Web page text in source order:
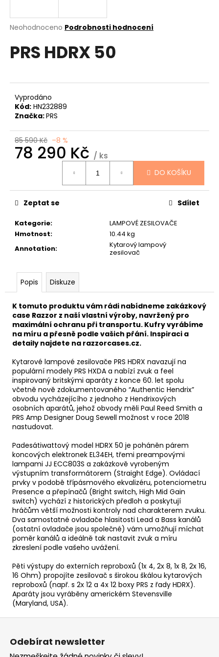
Průměrné
produktu
je
5
hvězdiček.
Neohodnoceno Podrobnosti hodnocení
PRS HDRX 50
Vyprodáno
Kód: HN232889
Značka:PRS
85 590 Kč –8 %
78 290 Kč / ks
DO KOŠÍKU
Kategorie:
LAMPOVÉ ZESILOVAČE
Hmotnost:
10.44 kg
Annotation:
Kytarový lampový
zesilovač
Zeptat se Sdílet
Popis Diskuze
K tomuto produktu vám rádi nabídneme zakázkový
case Razzor z naší vlastní výroby, navržený pro
maximální ochranu při transportu. Kufry vyrábíme
na míru a přesně podle vašich přání. Inspiraci a
detaily najdete na razzorcases.cz.
Kytarové lampové zesilovače PRS HDRX navazují na
populární modely PRS HXDA a nabízí zvuk a feel
inspirovaný britskými aparáty z konce 60. let spolu
včetně nově zdokumentovaného “Authentic Hendrix”
obvodu vycházejícího z jednoho z Hendrixových
osobních aparátů, jehož obvody měli Paul Reed Smith a
PRS Amp Designer Doug Sewell možnost v roce 2018
nastudovat.
Padesátiwattový model HDRX 50 je poháněn párem
koncových elektronek EL34EH, třemi preampovými
lampami JJ ECC803S a zakázkově vyrobeným
výstupním transformátorem (Straight Edge). Ovládací
prvky v podobě třípásmového ekvalizéru, potenciometru
Presence a přepínačů (Bright switch, High Mid Gain
switch) vychází z historických předloh a poskytují
hráčům větší možnosti kontroly nad charakterem zvuku.
Dva samostatné ovladače hlasitosti Lead a Bass kanálů
(ostatní ovladače jsou společné) vám umožňují míchat
poměr kanálů a ideálně tak nastavit zvuk a míru
zkreslení podle vašeho uvážení.
Pěti výstupy do externích reproboxů (1x 4, 2x 8, 1x 8, 2x 16,
16 Ohm) propojíte zesilovač s širokou škálou kytarových
reproboxů (např. s 2x 12 a 4x 12 boxy PRS z řady HDRX).
Aparáty jsou vyráběny americkém Stevensville
(Maryland, USA).
j
t
?
o
u
č
u
e
SWIFF
WS-
85
WIRELESS
SYSTEM
2
190
Kč
Z
Odebírat newsletter